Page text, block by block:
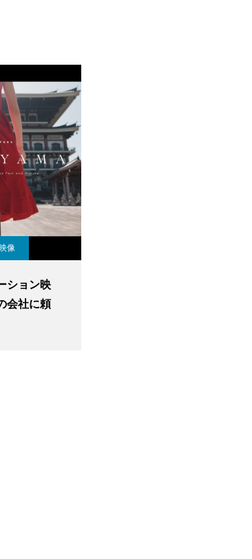
像
ション映
会社に頼